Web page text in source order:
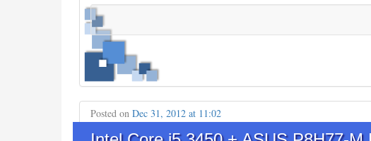
Posted on Dec 31, 2012 at 11:02